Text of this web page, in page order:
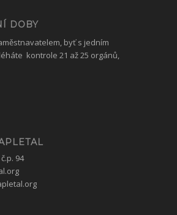
DOBY
byť s jedním
kontrole 21 až 25 orgánů,
94